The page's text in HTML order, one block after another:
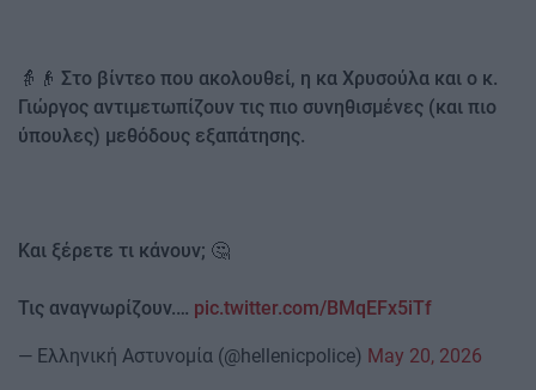
👵👴 Στο βίντεο που ακολουθεί, η κα Χρυσούλα και ο κ.
Γιώργος αντιμετωπίζουν τις πιο συνηθισμένες (και πιο
ύπουλες) μεθόδους εξαπάτησης.
Και ξέρετε τι κάνουν; 🤔
Τις αναγνωρίζουν.… pic.twitter.com/BMqEFx5iTf
— Ελληνική Αστυνομία (@hellenicpolice) May 20, 2026